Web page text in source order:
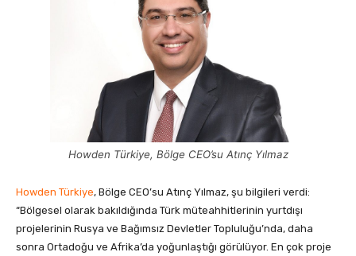
Howden Türkiye, Bölge CEO’su Atınç Yılmaz
Howden Türkiye, Bölge CEO’su Atınç Yılmaz, şu bilgileri verdi:
“Bölgesel olarak bakıldığında Türk müteahhitlerinin yurtdışı
projelerinin Rusya ve Bağımsız Devletler Topluluğu’nda, daha
sonra Ortadoğu ve Afrika’da yoğunlaştığı görülüyor. En çok proje